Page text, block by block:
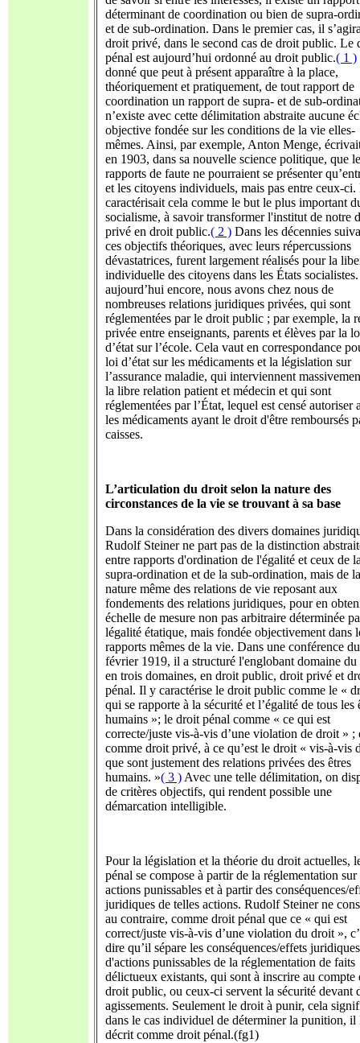
déterminant de coordination ou bien de supra-
et de sub-ordination. Dans le premier cas, il
droit privé, dans le second cas de droit public. Le
pénal est aujourd’hui ordonné au droit public.( 1 )
donné que peut à présent apparaître à la place,
théoriquement et pratiquement, de tout rapport de
coordination un rapport de supra- et de sub-
n’existe avec cette délimitation abstraite aucune
objective fondée sur les conditions de la vie elles-
mêmes. Ainsi, par exemple, Anton Menge,
en 1903, dans sa nouvelle science politique, que
rapports de faute ne pourraient se présenter
et les citoyens individuels, mais pas entre ceux-
caractérisait cela comme le but le plus important
socialisme, à savoir transformer l'institut de notre
privé en droit public.( 2 ) Dans les décennies
ces objectifs théoriques, avec leurs répercussions
dévastatrices, furent largement réalisés pour la
individuelle des citoyens dans les États
aujourd’hui encore, nous avons chez nous de
nombreuses relations juridiques privées, qui sont
réglementées par le droit public ; par exemple, la
privée entre enseignants, parents et élèves par la
d’état sur l’école. Cela vaut en correspondance
loi d’état sur les médicaments et la législation sur
l’assurance maladie, qui interviennent
la libre relation patient et médecin et qui sont
réglementées par l’État, lequel est censé autoriser
les médicaments ayant le droit d'être remboursés
caisses.
L’articulation du droit selon la nature des
circonstances de la vie se trouvant à sa base
Dans la considération des divers domaines
Rudolf Steiner ne part pas de la distinction
entre rapports d'ordination de l'égalité et ceux de
supra-ordination et de la sub-ordination, mais de la
nature même des relations de vie reposant aux
fondements des relations juridiques, pour en
échelle de mesure non pas arbitraire déterminée
légalité étatique, mais fondée objectivement dans
rapports mêmes de la vie. Dans une conférence
février 1919, il a structuré l'englobant domaine
en trois domaines, en droit public, droit privé et
pénal. Il y caractérise le droit public comme le «
qui se rapporte à la sécurité et l’égalité de tous les
humains »; le droit pénal comme « ce qui est
correcte/juste vis-à-vis d’une violation de droit » ;
comme droit privé, à ce qu’est le droit « vis-à-vis
que sont justement des relations privées des êtres
humains. »( 3 )Avec une telle délimitation, on
de critères objectifs, qui rendent possible une
démarcation intelligible.
Pour la législation et la théorie du droit actuelles,
pénal se compose à partir de la réglementation sur
actions punissables et à partir des conséquences/
juridiques de telles actions. Rudolf Steiner ne
au contraire, comme droit pénal que ce « qui est
correct/juste vis-à-vis d’une violation du droit »,
dire qu’il sépare les conséquences/effets juridiques
d'actions punissables de la réglementation de faits
délictueux existants, qui sont à inscrire au compte
droit public, ou ceux-ci servent la sécurité devant
agissements. Seulement le droit à punir, cela
dans le cas individuel de déterminer la punition, il
décrit comme droit pénal.(fg1)